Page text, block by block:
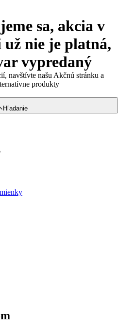
sa, akcia v
nie je platná,
vypredaný
navštívte našu Akčnú stránku a
produkty
Hľadanie